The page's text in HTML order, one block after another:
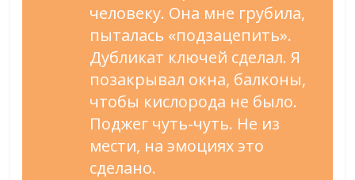
человеку. Она мне грубила,
пыталась «подзацепить».
Дубликат ключей сделал. Я
позакрывал окна, балконы,
чтобы кислорода не было.
Поджег чуть-чуть. Не из
мести, на эмоциях это
сделано.